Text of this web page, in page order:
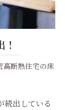
高断熱住宅の床
続出している